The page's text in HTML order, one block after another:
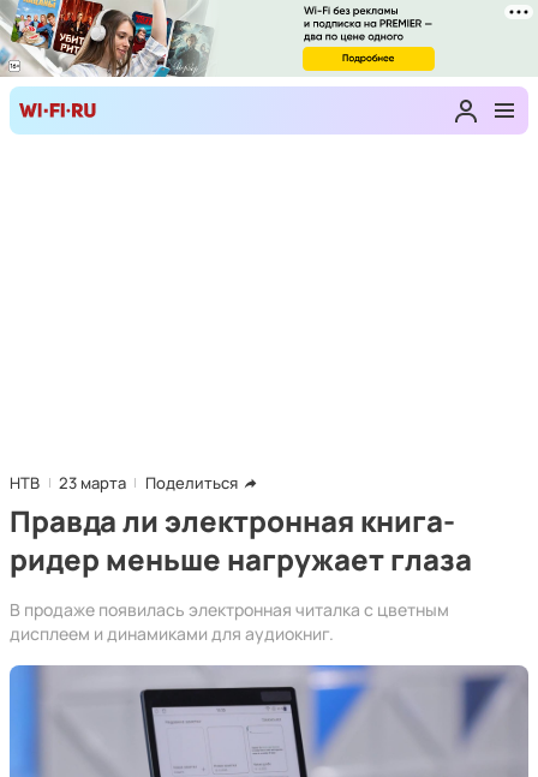
НТВ 23 марта Поделиться
Правда ли электронная книга-
ридер меньше нагружает глаза
В продаже появилась электронная читалка с цветным
дисплеем и динамиками для аудиокниг.